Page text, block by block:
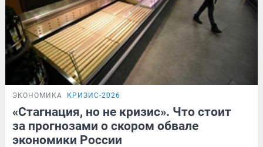
ЭКОНОМИКА КРИЗИС-2026
«Стагнация, но не кризис». Что стоит
за прогнозами о скором обвале
экономики России